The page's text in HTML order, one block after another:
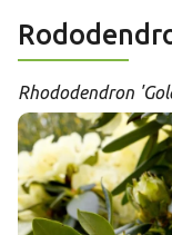
Rhododendron